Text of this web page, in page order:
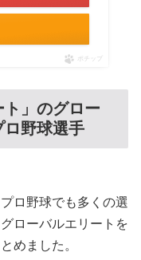
ポチップ
ト」のグロー
ロ野球選手
ロ野球でも多くの選
ローバルエリートを
めました。